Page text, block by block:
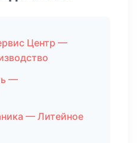
Центр —
—
— Литейное